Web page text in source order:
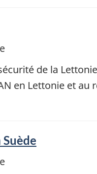
de la
en Lettonie et au